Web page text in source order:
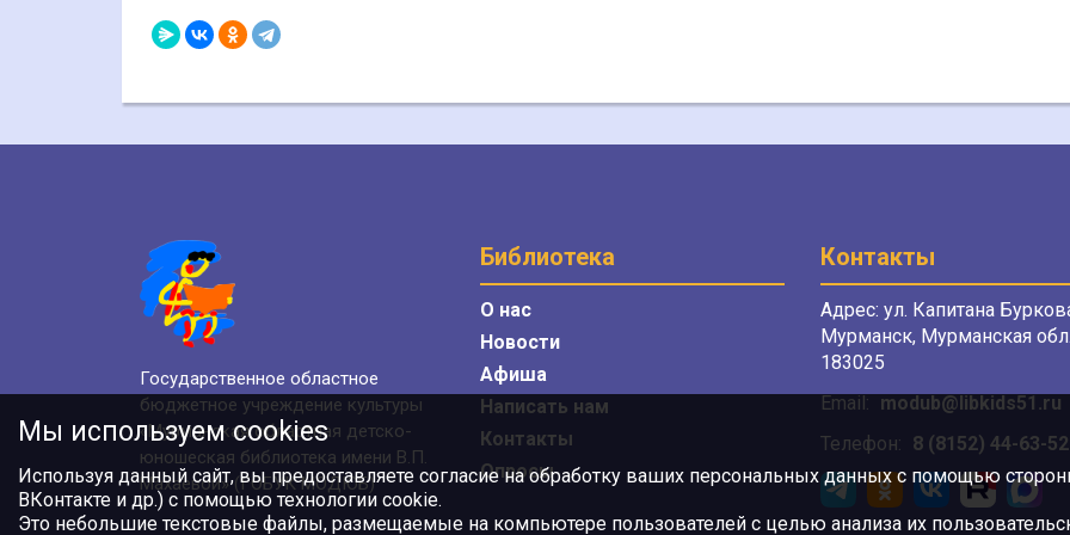
Государственное областное
бюджетное учреждение культуры
«Мурманская областная детско-
юношеская библиотека имени В.П.
Махаевой» (ГОБУК МОДЮБ)
Библиотека
О нас
Новости
Афиша
Написать нам
Контакты
Опросы
Контакты
Адрес: ул. Капитана
Мурманск, Мурманская
183025
Email: modub@libkids51.ru
Телефон: 8 (8152) 44-63-52
Мы используем cookies
Используя данный сайт, вы предоставляете согласие на обработку ваших персональных данных с помощью
ВКонтакте и др.) с помощью технологии cookie.
Это небольшие текстовые файлы, размещаемые на компьютере пользователей с целью анализа их